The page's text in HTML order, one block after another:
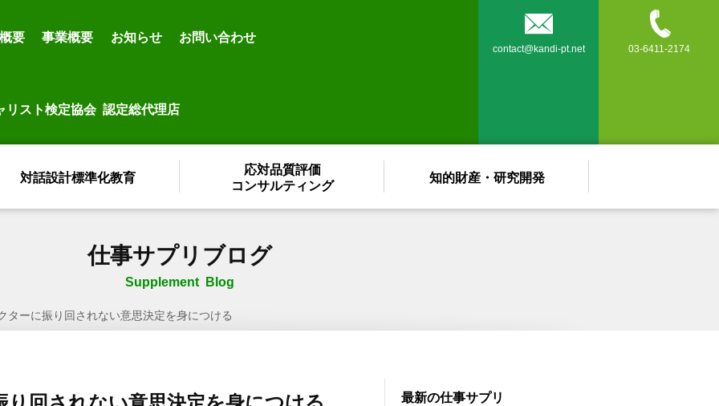
要 事業概要 お知らせ お問い合わせ
リスト検定協会 認定総代理店

contact@kandi-pt.net

03-6411-2174
対話設計標準化教育
応対品質評価
コンサルティング
知的財産・研究開発
仕事サプリブログ
Supplement Blog
ターに振り回されない意思決定を身につける
回されない意思決定を身につける 最新の仕事サプリ